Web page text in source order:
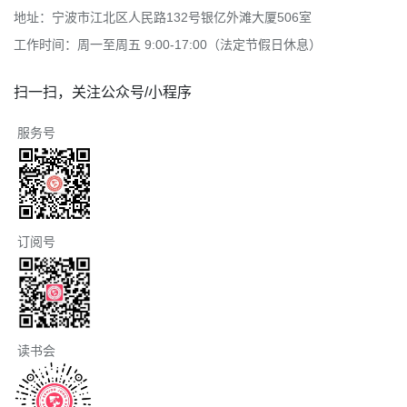
地址：宁波市江北区人民路132号银亿外滩大厦506室
工作时间：周一至周五 9:00-17:00（法定节假日休息）
扫一扫，关注公众号/小程序
服务号
订阅号
读书会